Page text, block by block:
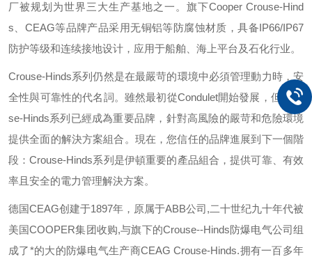
厂被规划为世界三大生产基地之一。旗下Cooper Crouse-Hind
s
CEAG等品牌产品采用无铜铝等防腐蚀材质，具备IP66/IP67
防护等级和连续接地设计，应用于船舶、海上平台及石化行业。
Crouse-Hinds系列仍然是在最嚴苛的環境中必須管理動力時，安
全性與可靠性的代名詞。雖然最初從Condulet開始發展，但
Crou
se-Hinds系列已經成為重要品牌，針對高風險的嚴苛和危險環境
提供全面的解決方案組合。現在，您信任的品牌進展到下一個階
段：Crouse-Hinds系列是伊頓重要的產品組合，提供可靠、有效
率且安全的電力管理解決方案。
德国CEAG创建于1897年，原属于ABB公司,二十世纪九十年代被
美国COOPER集团收购,与旗下的Crouse--Hinds防爆电气公司组
成了*的大的防爆电气生产商CEAG Crouse-Hinds.拥有一百多年